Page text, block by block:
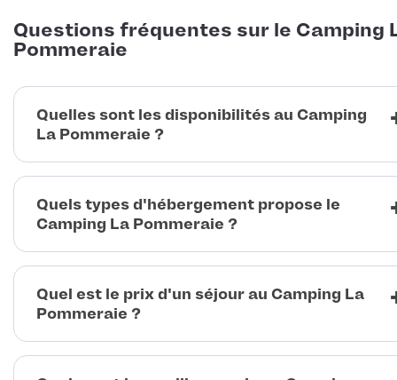
Questions fréquentes sur le Camping
Pommeraie
Quelles sont les disponibilités au Camping
La Pommeraie ?
Quels types d'hébergement propose le
Camping La Pommeraie ?
Quel est le prix d'un séjour au Camping La
Pommeraie ?